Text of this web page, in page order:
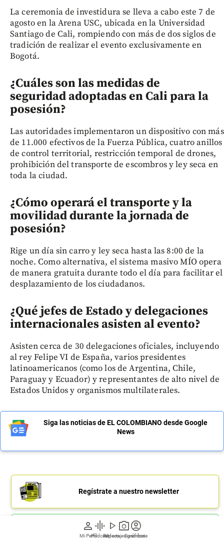
person
Mi Perfil
graphic_eq
Pódcast
play_arrow
Videos
photo_camera
Reportajes gráficos
account_circle
Suscríbete
La ceremonia de investidura se lleva a cabo este 7 de
agosto en la Arena USC, ubicada en la Universidad
Santiago de Cali, rompiendo con más de dos siglos de
tradición de realizar el evento exclusivamente en
Bogotá.
¿Cuáles son las medidas de
seguridad adoptadas en Cali para la
posesión?
Las autoridades implementaron un dispositivo con más
de 11.000 efectivos de la Fuerza Pública, cuatro anillos
de control territorial, restricción temporal de drones,
prohibición del transporte de escombros y ley seca en
toda la ciudad.
¿Cómo operará el transporte y la
movilidad durante la jornada de
posesión?
Rige un día sin carro y ley seca hasta las 8:00 de la
noche. Como alternativa, el sistema masivo MÍO opera
de manera gratuita durante todo el día para facilitar el
desplazamiento de los ciudadanos.
¿Qué jefes de Estado y delegaciones
internacionales asisten al evento?
Asisten cerca de 30 delegaciones oficiales, incluyendo
al rey Felipe VI de España, varios presidentes
latinoamericanos (como los de Argentina, Chile,
Paraguay y Ecuador) y representantes de alto nivel de
Estados Unidos y organismos multilaterales.
Siga las noticias de EL COLOMBIANO desde Google
News
Regístrate a nuestro newsletter
Únete a nuestro canal de Whatsapp